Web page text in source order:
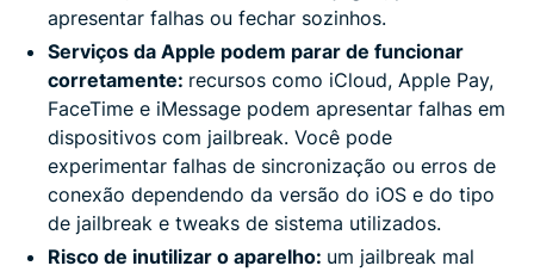
apresentar falhas ou fechar sozinhos.
Serviços da Apple podem parar de funcionar
corretamente: recursos como iCloud, Apple Pay,
FaceTime e iMessage podem apresentar falhas em
dispositivos com jailbreak. Você pode
experimentar falhas de sincronização ou erros de
conexão dependendo da versão do iOS e do tipo
de jailbreak e tweaks de sistema utilizados.
Risco de inutilizar o aparelho: um jailbreak mal